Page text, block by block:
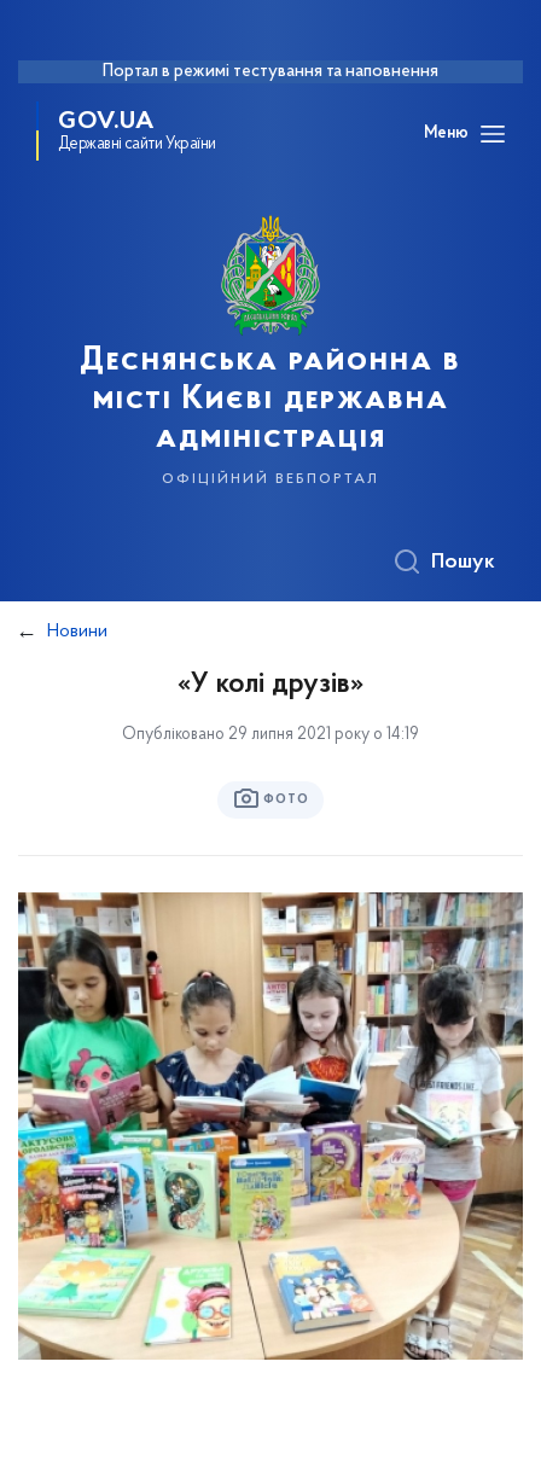
Портал в режимі тестування та наповнення
GOV.UA
Державні сайти України
Меню
Деснянська районна в
місті Києві державна
адміністрація
офіційний вебпортал
Пошук
Новини
«У колі друзів»
Опубліковано 29 липня 2021 року о 14:19
ФОТО